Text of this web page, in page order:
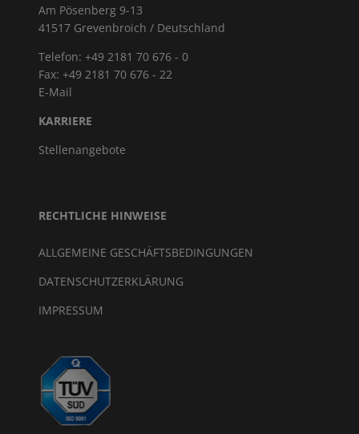
Am Pösenberg 9-13
41517 Grevenbroich / Deutschland
Telefon: +49 2181 70 676 - 0
Fax: +49 2181 70 676 - 22
E-Mail
KARRIERE
Stellenangebote
RECHTLICHE HINWEISE
ALLGEMEINE GESCHÄFTSBEDINGUNGEN
DATENSCHUTZERKLÄRUNG
IMPRESSUM